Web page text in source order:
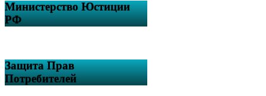
Министерство Юстиции
РФ
Защита Прав
Потребителей